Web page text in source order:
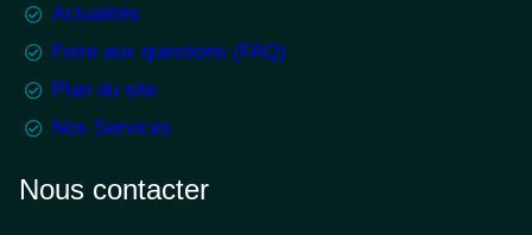
Actualités
Foire aux questions (FAQ)
Plan du site
Nos Services
Nous contacter